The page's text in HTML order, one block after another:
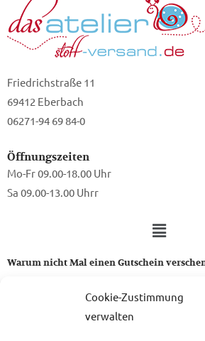
Cookie-Zustimmung
verwalten
Friedrichstraße 11
69412 Eberbach
06271-94 69 84-0
Öffnungszeiten
Mo-Fr 09.00-18.00 Uhr
Sa 09.00-13.00 Uhrr
Warum nicht Mal einen Gutschein
Ein Gutschein von uns ist das perfekte